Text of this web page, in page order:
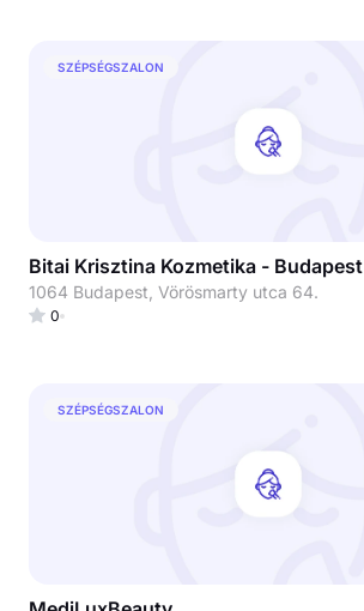
SZÉPSÉGSZALON
Bitai Krisztina Kozmetika - Budapest
1064 Budapest, Vörösmarty utca 64.
0
SZÉPSÉGSZALON